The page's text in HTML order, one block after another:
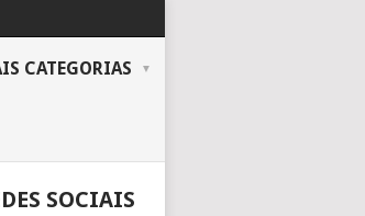
CATEGORIAS
SOCIAIS